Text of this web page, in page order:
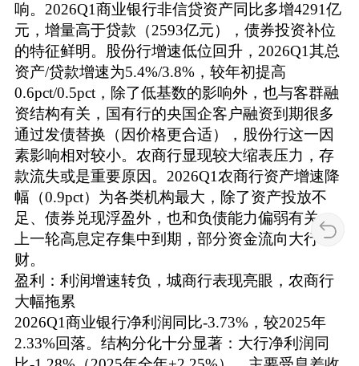
响。2026Q1商业银行非信贷资产同比多增4291亿
元，增量高于贷款（2593亿元），债券投资补位
的特征鲜明。股份行增速低位回升，2026Q1其总
资产/贷款增速为5.4%/3.8%，较年初提高
0.6pct/0.5pct，除了低基数的影响外，也与客群融
资结构有关，国有行的央国企客户融资到期很多
通过发债替换（因价格更合适），股份行这一因
素影响相对较小。农商行显现较大缩表压力，存
款流失或是重要原因。2026Q1农商行资产增速降
幅（0.9pct）为各类机构最大，除了资产投放不
足、债券兑现浮盈外，也和负债能力偏弱有关，
上一轮高息定存集中到期，部分资金流向大行理
财。
盈利：利润增速转负，城商行表现亮眼，农商行
大幅拖累
2026Q1商业银行净利润同比-3.73%，较2025年
2.33%回落。结构分化十分显著：大行净利润同